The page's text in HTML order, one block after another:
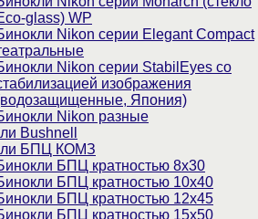
glass) WP
Nikon серии Elegant Compact
Nikon серии StabilEyes со
изображения
Япония)
Nikon разные
Bushnell
БПЦ КОМЗ
БПЦ кратностью 8х30
БПЦ кратностью 10х40
БПЦ кратностью 12х45
БПЦ кратностью 15х50